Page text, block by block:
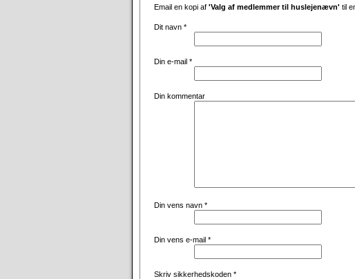
Email en kopi af 'Valg af medlemmer til huslejenævn' til
Dit navn *
Din e-mail *
Din kommentar
Din vens navn *
Din vens e-mail *
Skriv sikkerhedskoden *